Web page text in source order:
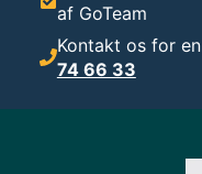
af GoTeam
Kontakt os for
74 66 33